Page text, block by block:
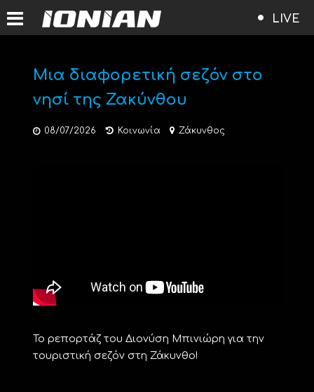
LIVE
Μια διαφορετική σεζόν στο
νησί της Ζακύνθου
08/07/2026 Κοινωνία Ζάκυνθος
Το ρεπορτάζ του Διονύση Μπινιώρη για την
τουριστική σεζόν στη Ζάκυνθο!